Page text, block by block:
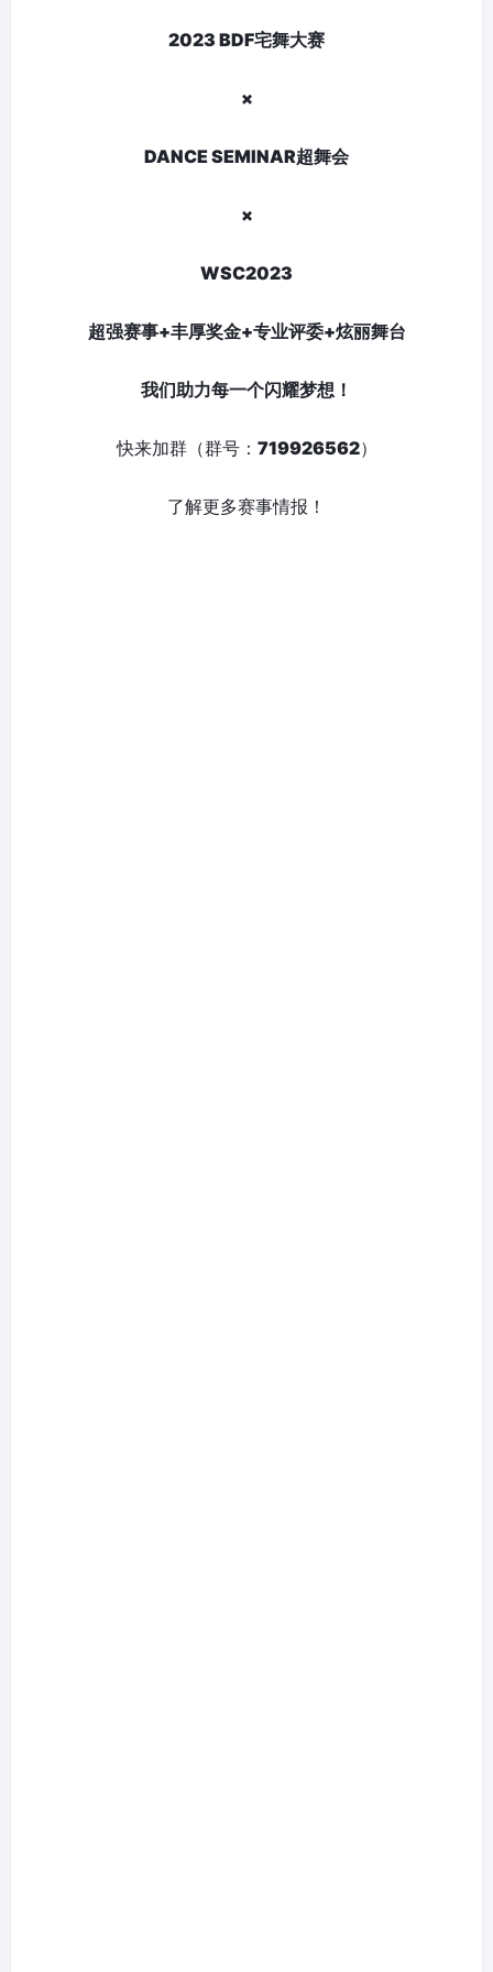
2023 BDF宅舞大赛
×
DANCE SEMINAR超舞会
×
WSC2023
超强赛事+丰厚奖金+专业评委+炫丽舞台
我们助力每一个闪耀梦想！
快来加群（群号： 719926562）
了解更多赛事情报！